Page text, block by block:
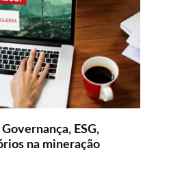
ESG,
na mineração